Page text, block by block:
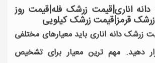
اناری|قیمت زرشک فله|قیمت روز
قرمز|قیمت زرشک کیلویی
دانه اناری باید معیارهای مختلفی
دهید. مهم ترین معیار برای تشخیص